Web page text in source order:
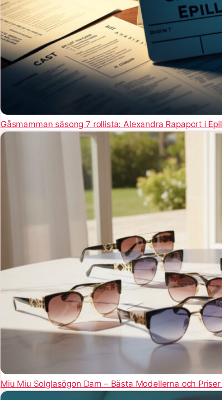
Gåsmamman säsong 7 rollista: Alexandra Rapaport i
Miu Miu Solglasögon Dam – Bästa Modellerna och